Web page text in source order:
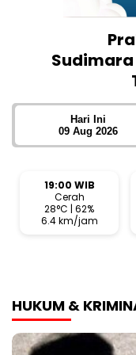
Hari Ini
09 Aug 2026
19:00 WIB
Cerah
28°C | 62%
6.4 km/jam
HUKUM &